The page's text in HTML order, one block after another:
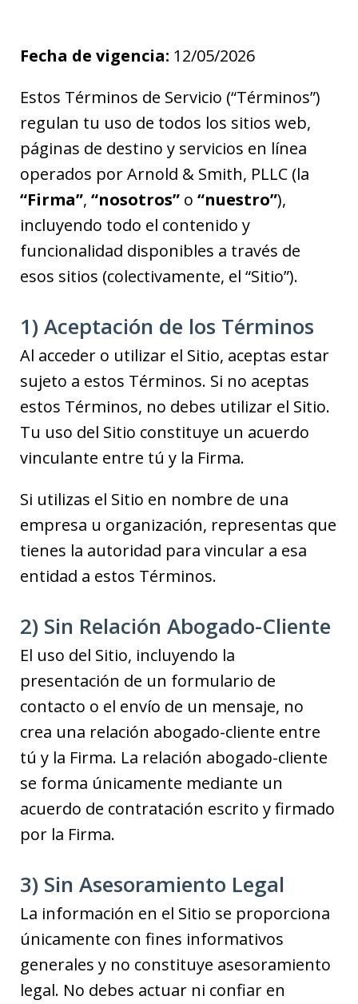
Fecha de vigencia: 12/05/2026
Estos Términos de Servicio (“Términos”)
regulan tu uso de todos los sitios web,
páginas de destino y servicios en línea
operados por Arnold & Smith, PLLC (la
“Firma”, “nosotros” o “nuestro”),
incluyendo todo el contenido y
funcionalidad disponibles a través de
esos sitios (colectivamente, el “Sitio”).
1) Aceptación de los Términos
Al acceder o utilizar el Sitio, aceptas estar
sujeto a estos Términos. Si no aceptas
estos Términos, no debes utilizar el Sitio.
Tu uso del Sitio constituye un acuerdo
vinculante entre tú y la Firma.
Si utilizas el Sitio en nombre de una
empresa u organización, representas que
tienes la autoridad para vincular a esa
entidad a estos Términos.
2) Sin Relación Abogado-Cliente
El uso del Sitio, incluyendo la
presentación de un formulario de
contacto o el envío de un mensaje, no
crea una relación abogado-cliente entre
tú y la Firma. La relación abogado-cliente
se forma únicamente mediante un
acuerdo de contratación escrito y firmado
por la Firma.
3) Sin Asesoramiento Legal
La información en el Sitio se proporciona
únicamente con fines informativos
generales y no constituye asesoramiento
legal. No debes actuar ni confiar en